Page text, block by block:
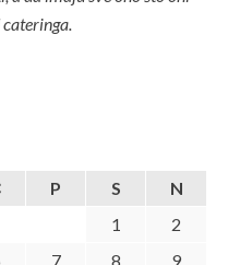
P S
N
1
2
7 8
9